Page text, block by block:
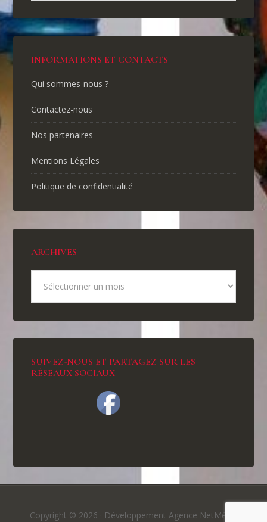
INFORMATIONS ET CONTACTS
Qui sommes-nous ?
Contactez-nous
Nos partenaires
Mentions Légales
Politique de confidentialité
ARCHIVES
SUIVEZ-NOUS ET PARTAGEZ SUR LES
RÉSEAUX SOCIAUX
Copyright © 2026 · Développement Agence NetMédia